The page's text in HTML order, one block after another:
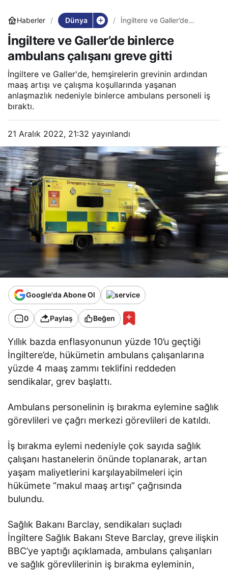
Haberler Dünya
İngiltere ve Galler’de
greve gitti
İngiltere ve Galler’de binlerce
ambulans çalışanı greve gitti
İngiltere ve Galler'de, hemşirelerin grevinin ardından
maaş artışı ve çalışma koşullarında yaşanan
anlaşmazlık nedeniyle binlerce ambulans personeli iş
bıraktı.
21 Aralık 2022, 21:32 yayınlandı
Google'da Abone Ol
0 Paylaş Beğen
Yıllık bazda enflasyonunun yüzde 10’u geçtiği
İngiltere’de, hükümetin ambulans çalışanlarına
yüzde 4 maaş zammı teklifini reddeden
sendikalar, grev başlattı.
Ambulans personelinin iş bırakma eylemine sağlık
görevlileri ve çağrı merkezi görevlileri de katıldı.
İş bırakma eylemi nedeniyle çok sayıda sağlık
çalışanı hastanelerin önünde toplanarak, artan
yaşam maliyetlerini karşılayabilmeleri için
hükümete “makul maaş artışı” çağrısında
bulundu.
Sağlık Bakanı Barclay, sendikaları suçladı
İngiltere Sağlık Bakanı Steve Barclay, greve ilişkin
BBC’ye yaptığı açıklamada, ambulans çalışanları
ve sağlık görevlilerinin iş bırakma eyleminin,